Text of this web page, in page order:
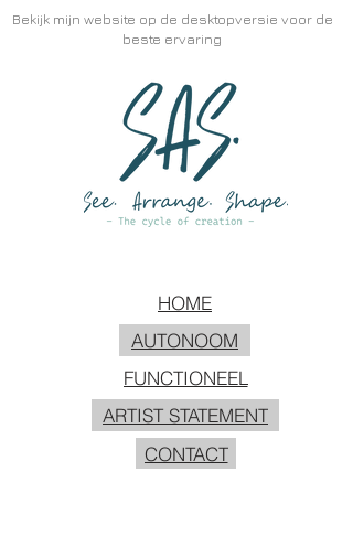
CONTACT
FUNCTIONEEL
ARTIST STATEMENT
Bekijk mijn website op de desktopversie voor de
beste ervaring
HOME
AUTONOOM